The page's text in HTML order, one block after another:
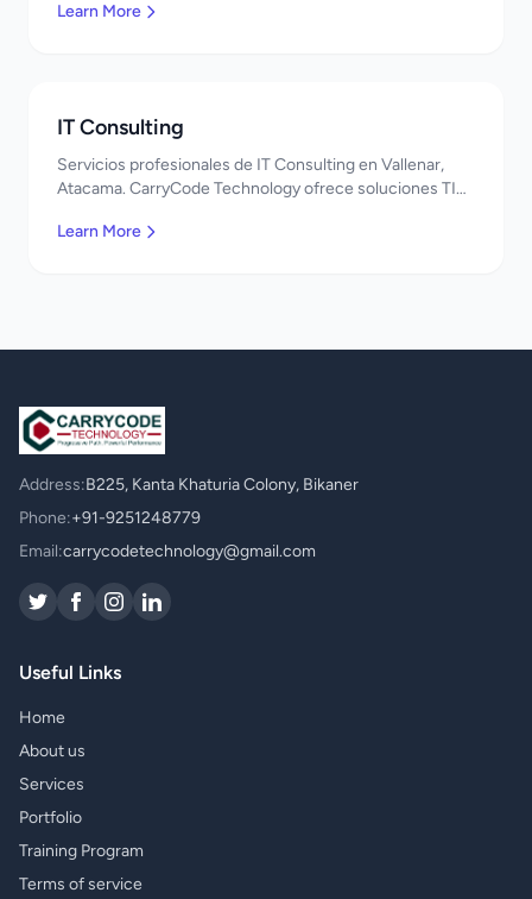
Learn More
IT Consulting
Servicios profesionales de IT Consulting en Vallenar,
Atacama. CarryCode Technology ofrece soluciones TI
Learn More
Address:B225, Kanta Khaturia Colony, Bikaner
Phone:+91-9251248779
Email:carrycodetechnology@gmail.com
Useful Links
Home
About us
Services
Portfolio
Training Program
Terms of service